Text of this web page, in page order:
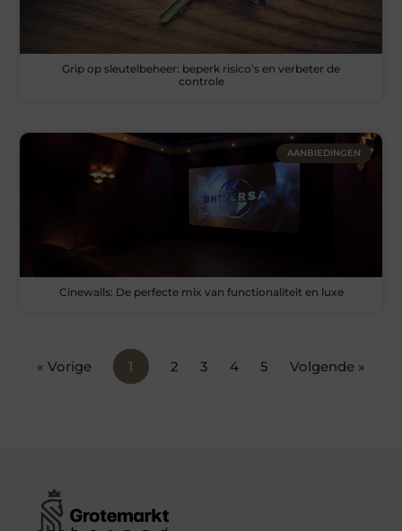
Grip op sleutelbeheer: beperk risico’s en verbeter de
controle
AANBIEDINGEN
Cinewalls: De perfecte mix van functionaliteit en luxe
« Vorige 1 2 3 4 5 Volgende »